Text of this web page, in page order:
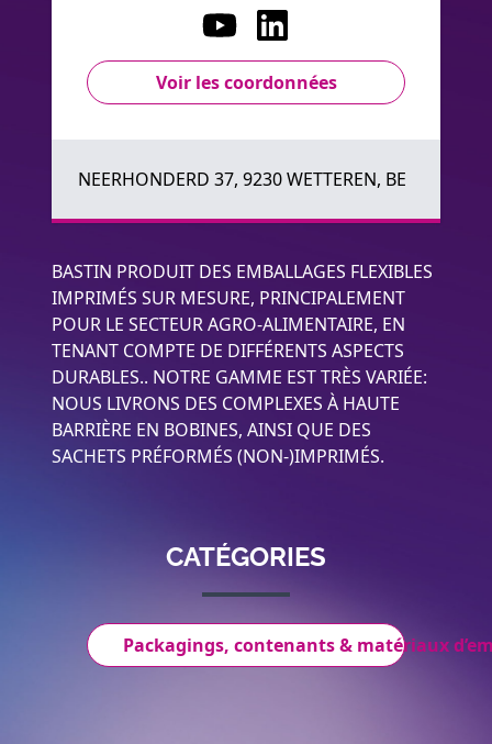
Voir les coordonnées
NEERHONDERD 37, 9230 WETTEREN, BE
BASTIN PRODUIT DES EMBALLAGES FLEXIBLES
IMPRIMÉS SUR MESURE, PRINCIPALEMENT
POUR LE SECTEUR AGRO-ALIMENTAIRE, EN
TENANT COMPTE DE DIFFÉRENTS ASPECTS
DURABLES.. NOTRE GAMME EST TRÈS VARIÉE:
NOUS LIVRONS DES COMPLEXES À HAUTE
BARRIÈRE EN BOBINES, AINSI QUE DES
SACHETS PRÉFORMÉS (NON-)IMPRIMÉS.
CATÉGORIES
Packagings, contenants & matériaux